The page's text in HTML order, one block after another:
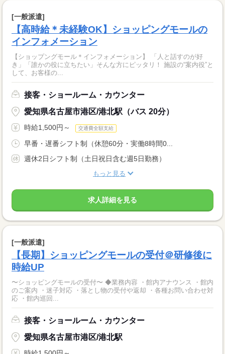
[一般派遣]
【高時給＊未経験OK】ショッピングモールの
インフォメーション
【ショップングモール＊インフォメーション】 「人と話すのが好
き」「誰かの役に立ちたい」そんな方にピッタリ！ 施設の“案内役”と
して、お客様の...
接客・ショールーム・カウンター
愛知県名古屋市港区/港北駅（バス 20分）
時給1,500円～ 交通費全額支給
早番・遅番シフト制（休憩60分・実働8時間0...
週休2日シフト制（土日祝日含む週5日勤務）
もっと見る
求人詳細を見る
[一般派遣]
【長期】ショッピングモールの受付＠研修後に
時給UP
〜ショッピングモールの受付〜 ◆業務内容 ・館内アナウンス ・館内
のご案内 ・迷子対応 ・落とし物の受付や返却 ・各種お問い合わせ対
応 ・館内巡回...
接客・ショールーム・カウンター
愛知県名古屋市港区/港北駅